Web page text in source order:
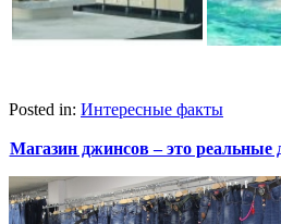
Posted in: Интересные факты
Магазин джинсов – это реальные